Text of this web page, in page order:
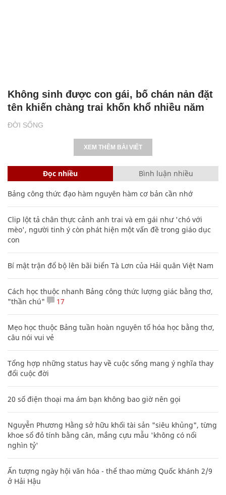
ĐỜI SỐNG
Không sinh được con gái, bố chán nản đặt
tên khiến chàng trai khốn khổ nhiều năm
XEM THÊM BÀI VIẾT
Đọc nhiều Bình luận nhiều
Bảng công thức đạo hàm nguyên hàm cơ bản cần nhớ
Clip lột tả chân thực cảnh anh trai và em gái như 'chó với
mèo', người tinh ý còn phát hiện một vấn đề trong giáo dục
con
Bí mật trận đổ bộ lên bãi biển Tà Lơn của Hải quân Việt Nam
Cách học thuộc nhanh Bảng công thức lượng giác bằng thơ,
"thần chú"
17
Mẹo học thuộc Bảng tuần hoàn nguyên tố hóa học bằng thơ,
câu nói vui vẻ
Tổng hợp những status hay về cuộc sống mang ý nghĩa thay
đổi cuộc đời
20 số điện thoại ma ám bạn không bao giờ nên gọi
Nguyễn Phương Hằng sở hữu khối tài sản "siêu khủng", từng
khoe sổ đỏ tính bằng cân, mắng cựu mẫu 'không có nổi
nghìn tỷ'
Ấn tượng ngày hội văn hóa - thể thao mừng Quốc khánh 2/9
ở Hải Hậu